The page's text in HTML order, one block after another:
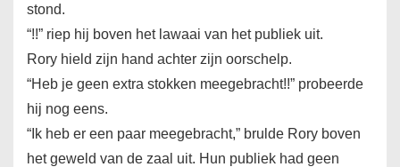
stond.
“!!” riep hij boven het lawaai van het publiek uit.
Rory hield zijn hand achter zijn oorschelp.
“Heb je geen extra stokken meegebracht!!” probeerde
hij nog eens.
“Ik heb er een paar meegebracht,” brulde Rory boven
het geweld van de zaal uit. Hun publiek had geen